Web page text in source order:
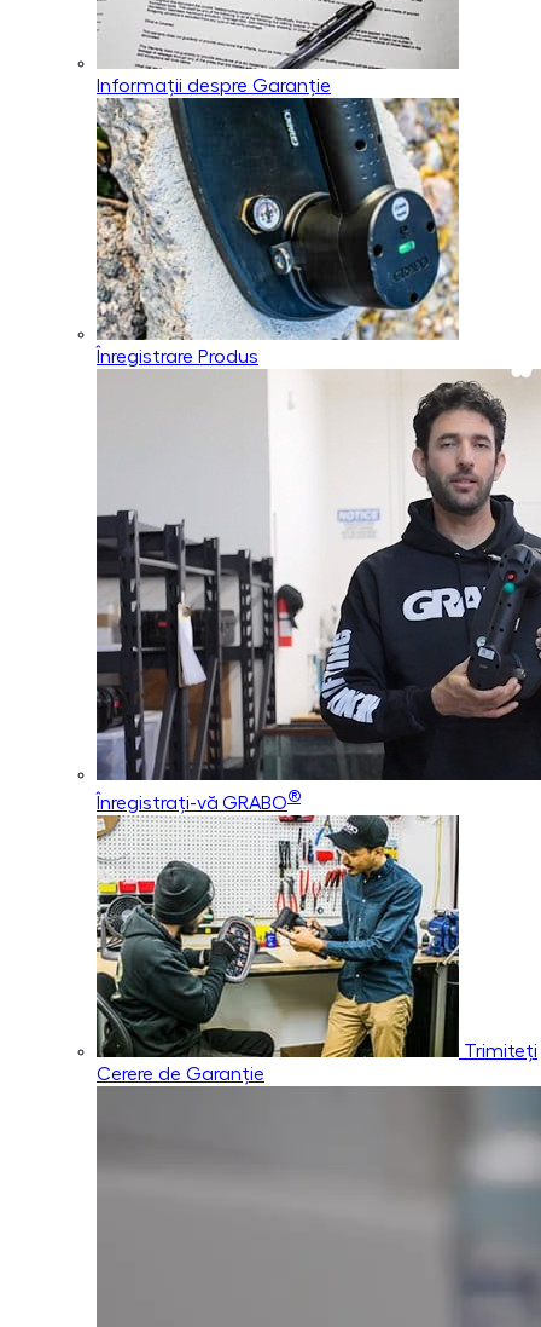
Informații despre Garanție
Înregistrare Produs
Înregistrați-vă GRABO®
Trimiteți
Cerere de Garanție